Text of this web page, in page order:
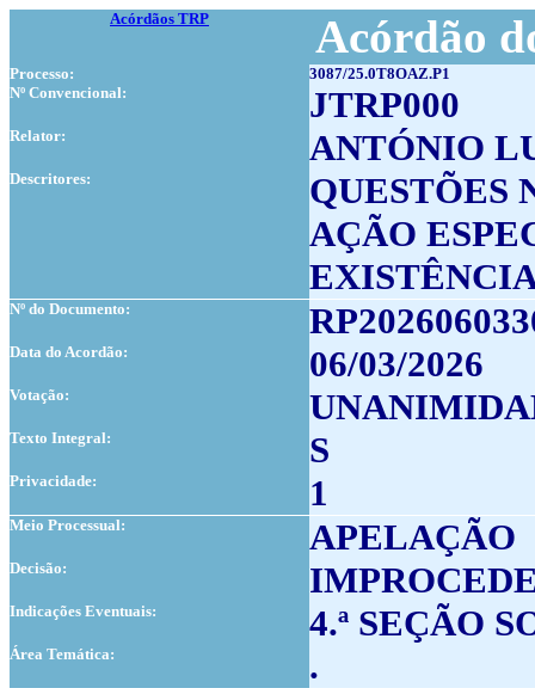
Acórdãos TRP Acórdão
Processo:
3087/25.0T8OAZ.P1
Nº Convencional:
JTRP000
Relator: ANTÓNIO
Descritores:
QUESTÕES
AÇÃO
Nº do Documento:
Data do Acordão: 06/03/2026
Votação:
Texto Integral: S
Privacidade: 1
Meio Processual: APELAÇÃO
Decisão:
Indicações Eventuais: 4.ª SEÇÃO
Área Temática: .